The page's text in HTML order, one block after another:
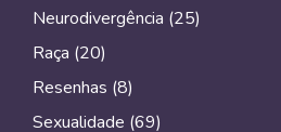
Neurodivergência (25)
Raça (20)
Resenhas (8)
Sexualidade (69)